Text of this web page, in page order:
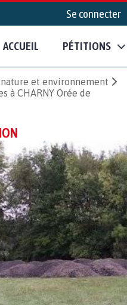
Se connecter
ACCUEIL PÉTITIONS
et environnement
à CHARNY Orée de